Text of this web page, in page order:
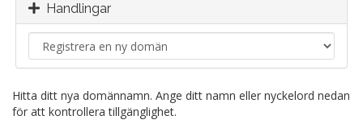
Handlingar
Hitta ditt nya domännamn. Ange ditt namn eller nyckelord nedan
för att kontrollera tillgänglighet.